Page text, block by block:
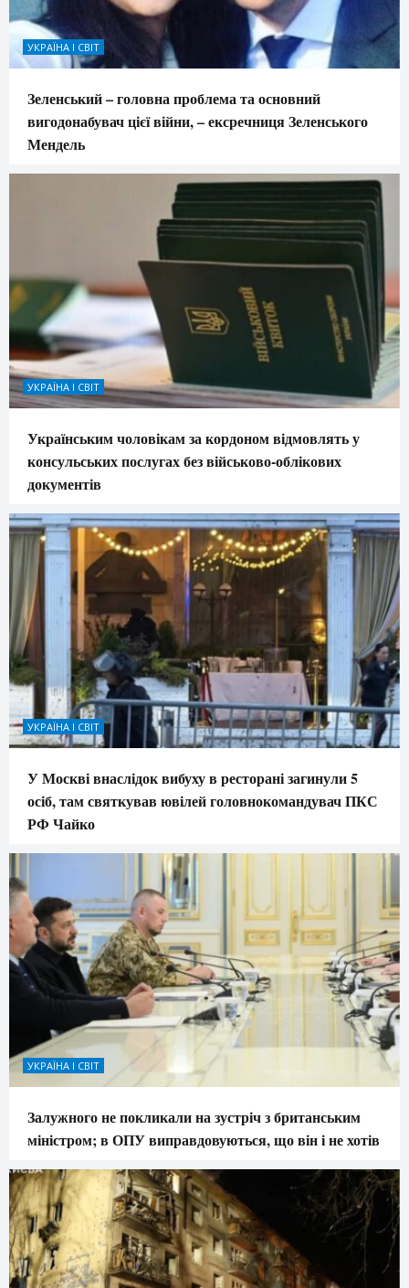
УКРАЇНА І СВІТ
Зеленський – головна проблема та основний
вигодонабувач цієї війни, – ексречниця Зеленського
Мендель
УКРАЇНА І СВІТ
Українським чоловікам за кордоном відмовлять у
консульських послугах без військово-облікових
документів
УКРАЇНА І СВІТ
У Москві внаслідок вибуху в ресторані загинули 5
осіб, там святкував ювілей головнокомандувач ПКС
РФ Чайко
УКРАЇНА І СВІТ
Залужного не покликали на зустріч з британським
міністром; в ОПУ виправдовуються, що він і не хотів